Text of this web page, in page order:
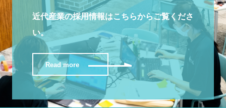
近代産業の採用情報はこちらからご覧くださ
い。
Read more